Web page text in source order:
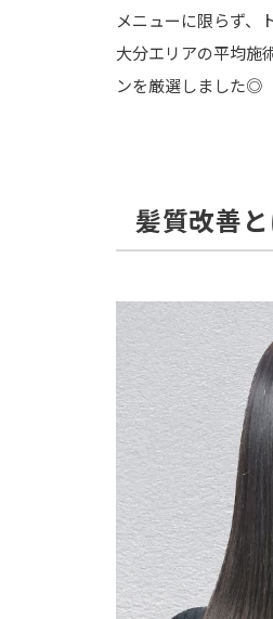
メニューに限らず、
大分エリアの平均施
ンを厳選しました◎
髪質改善と